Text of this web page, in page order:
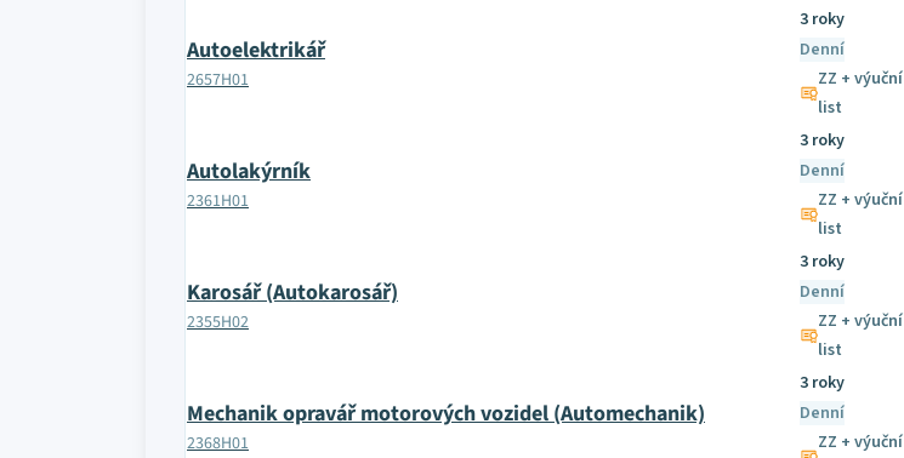
Autoelektrikář
2657H01
3 roky
Denní
ZZ + výuční
list
Autolakýrník
2361H01
3 roky
Denní
ZZ + výuční
list
Karosář (Autokarosář)
2355H02
3 roky
Denní
ZZ + výuční
list
Mechanik opravář motorových vozidel (Automechanik)
2368H01
3 roky
Denní
ZZ + výuční